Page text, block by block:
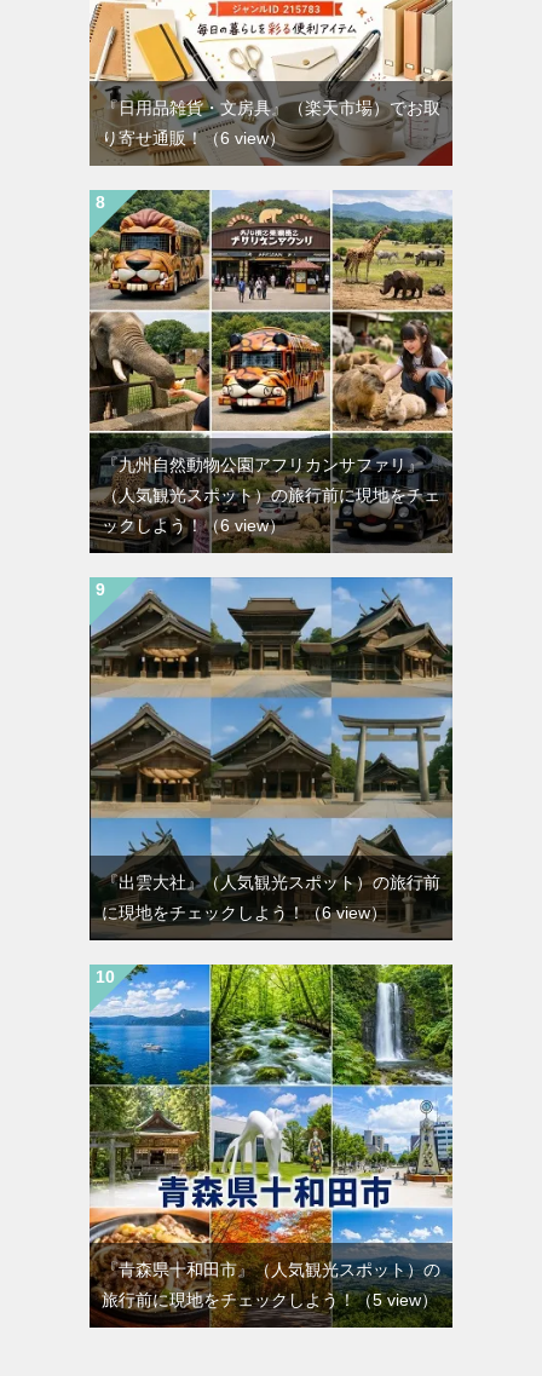
『日用品雑貨・文房具』（楽天市場）でお取
り寄せ通販！（6 view）
『九州自然動物公園アフリカンサファリ』
（人気観光スポット）の旅行前に現地をチェ
ックしよう！（6 view）
『出雲大社』（人気観光スポット）の旅行前
に現地をチェックしよう！（6 view）
『青森県十和田市』（人気観光スポット）の
旅行前に現地をチェックしよう！（5 view）